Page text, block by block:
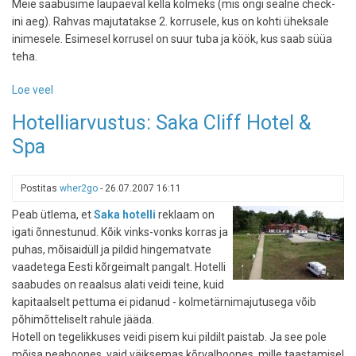
Meie saabusime laupäeval kella kolmeks (mis ongi sealne check-
ini aeg). Rahvas majutatakse 2. korrusele, kus on kohti üheksale
inimesele. Esimesel korrusel on suur tuba ja köök, kus saab süüa
teha.
Loe veel
Karuskose
Hotelliarvustus: Saka Cliff Hotel &
Spa
Postitas wher2go - 26.07.2007 16:11
Peab ütlema, etSaka hotelli reklaam on
igati õnnestunud. Kõik vinks-vonks korras ja
puhas, mõisaidüll ja pildid hingematvate
vaadetega Eesti kõrgeimalt pangalt. Hotelli
saabudes on reaalsus alati veidi teine, kuid
kapitaalselt pettuma ei pidanud - kolmetärnimajutusega võib
põhimõtteliselt rahule jääda.
Hotell on tegelikkuses veidi pisem kui pildilt paistab. Ja see pole